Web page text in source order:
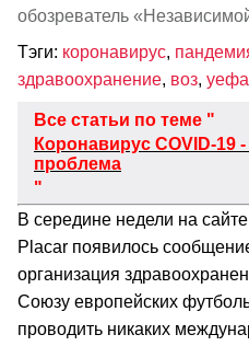
обозреватель
Тэги: коронавирус,
здравоохранение, воз, уефа
Все статьи по теме "
Коронавирус COVID-19
проблема
"
В середине недели на
Placar появилось
организация
Союзу европейских
проводить никаких